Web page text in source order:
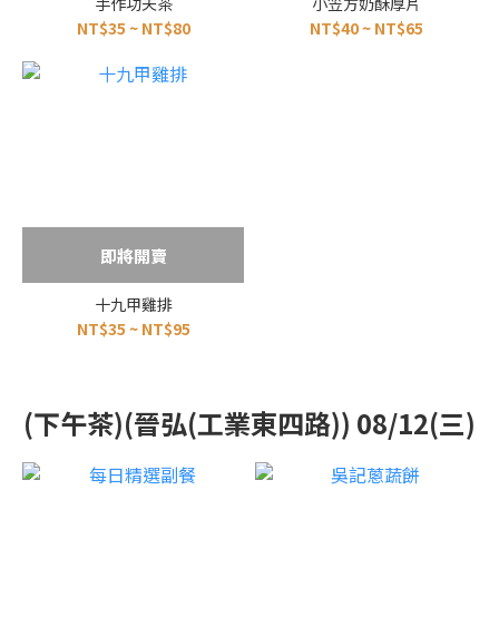
NT$35 ~ NT$80
NT$40 ~ NT$65
即將開賣
十九甲雞排
NT$35 ~ NT$95
(下午茶)(晉弘(工業東四路)) 08/12(三)